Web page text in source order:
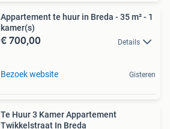
Appartement te huur in Breda - 35 m² - 1
kamer(s)
€ 700,00 Details
Bezoek website Gisteren
Te Huur 3 Kamer Appartement
Twikkelstraat In Breda